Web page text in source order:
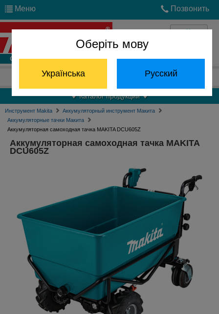
Оберіть мову
Українська Русский
Меню Позвонить
Войти
Отдел запчастей: (068) 824-24-24
Каталог продукции
Инструмент Makita
Аккумуляторный инструмент Макита
Аккумуляторные тачки Макита
Аккумуляторная самоходная тачка MAKITA DCU605Z
Аккумуляторная самоходная тачка MAKITA
DCU605Z